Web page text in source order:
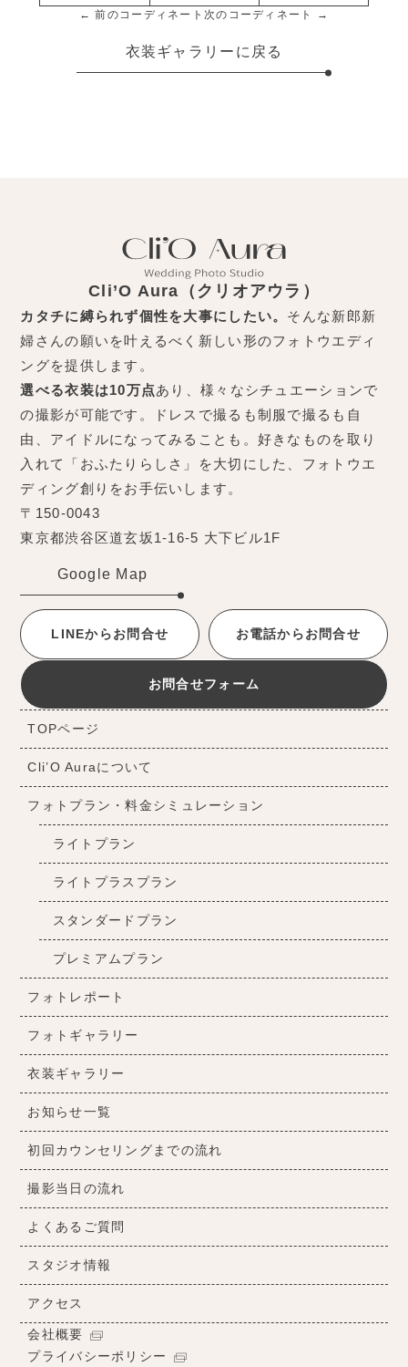
← 前のコーディネート 次のコーディネート →
衣装ギャラリーに戻る
Cli’O Aura（クリオアウラ）
カタチに縛られず個性を大事にしたい。 そんな新郎新
婦さんの願いを叶えるべく新しい形のフォトウエディ
ングを提供します。
選べる衣装は10万点あり、様々なシチュエーションで
の撮影が可能です。ドレスで撮るも制服で撮るも自
由、アイドルになってみることも。好きなものを取り
入れて「おふたりらしさ」を大切にした、フォトウエ
ディング創りをお手伝いします。
〒150-0043
東京都渋谷区道玄坂1-16-5 大下ビル1F
Google Map
LINEからお問合せ お電話からお問合せ
お問合せフォーム
TOPページ
Cli’O Auraについて
フォトプラン・料金シミュレーション
ライトプラン
ライトプラスプラン
スタンダードプラン
プレミアムプラン
フォトレポート
フォトギャラリー
衣装ギャラリー
お知らせ一覧
初回カウンセリングまでの流れ
撮影当日の流れ
よくあるご質問
スタジオ情報
アクセス
会社概要
プライバシーポリシー